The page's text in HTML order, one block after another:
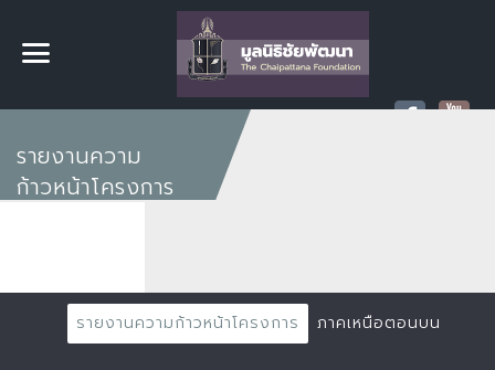
รายงานความ
ก้าวหน้าโครงการ
รายงานความก้าวหน้าโครงการ ภาคเหนือตอนบน